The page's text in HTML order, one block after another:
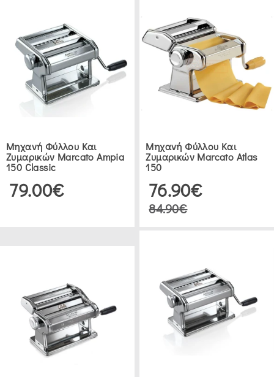
Μηχανή Φύλλου Και
Ζυμαρικών Marcato Ampia
150 Classic
79.00€
Μηχανή Φύλλου Και
Ζυμαρικών Marcato Atlas
150
76.90€
84.90€
ΖΥΜΑΡΙΚΏΝ
(7)
ΔΙΆΦΟΡΑ
ΕΡΓΑΛΕΊΑ
ΔΕΙΤΕ 16 ΠΡΟΪΟΝΤΑ